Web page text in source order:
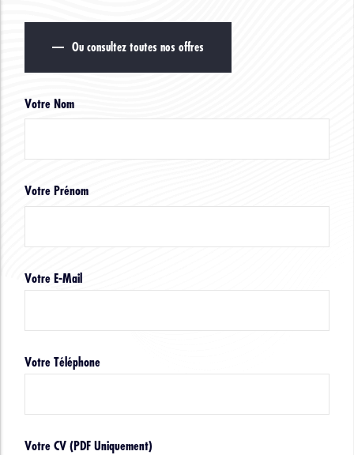
Ou consultez toutes nos offres
Votre Nom
Votre Prénom
Votre E-Mail
Votre Téléphone
Votre CV (PDF Uniquement)